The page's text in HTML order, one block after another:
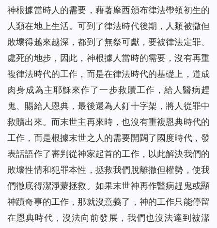
神根據當時人的需要，藉著摩西頒布律法帶領初生的
人類在地上生活。可到了律法時代後期，人類被撒但
敗壞得越來越深，都到了無祭可獻，要被律法定罪、
處死的地步，因此，神根據人當時的需要，沒有再重
複律法時代的工作，而是在律法時代的基礎上，道成
肉身成為主耶穌來作了一步救贖工作，給人醫病趕
鬼、賜給人恩典，最後還為人釘十字架，將人從罪中
救贖出來。而末世主再來時，也沒有重複恩典時代的
工作，而是根據末世之人的需要開闢了國度時代，發
表話語作了審判從神家起首的工作，以此解決我們的
敗壞性情和犯罪本性，拯救我們脫離撒但權勢，使我
們徹底得潔淨蒙拯救。如果末世神再作醫病趕鬼或顯
神蹟奇事的工作，那就沒意義了，神的工作只能停留
在恩典時代，沒法向前發展，我們也沒法達到被潔